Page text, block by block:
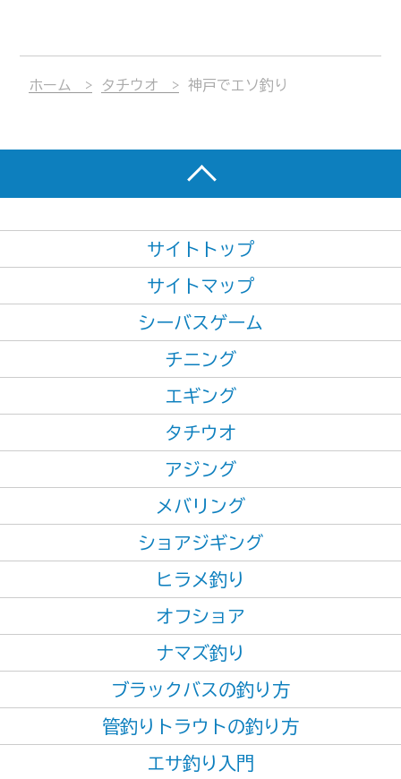
ホーム タチウオ 神戸でエソ釣り
サイトトップ
サイトマップ
シーバスゲーム
チニング
エギング
タチウオ
アジング
メバリング
ショアジギング
ヒラメ釣り
オフショア
ナマズ釣り
ブラックバスの釣り方
管釣りトラウトの釣り方
エサ釣り入門